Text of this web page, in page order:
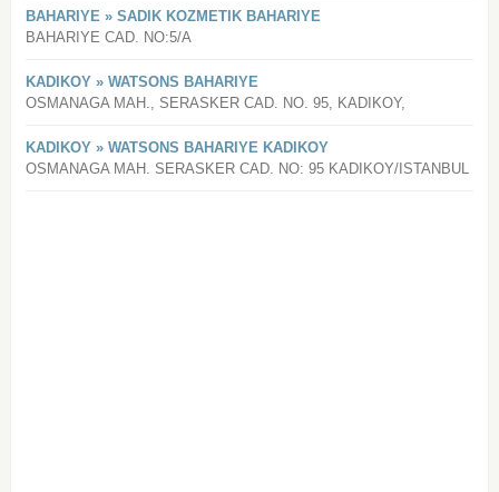
BAHARIYE » SADIK KOZMETIK BAHARIYE
BAHARIYE CAD. NO:5/A
KADIKOY » WATSONS BAHARIYE
OSMANAGA MAH., SERASKER CAD. NO. 95, KADIKOY,
KADIKOY » WATSONS BAHARIYE KADIKOY
OSMANAGA MAH. SERASKER CAD. NO: 95 KADIKOY/ISTANBUL